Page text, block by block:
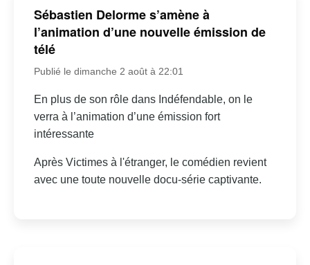
Sébastien Delorme s’amène à
l’animation d’une nouvelle émission de
télé
Publié le dimanche 2 août à 22:01
En plus de son rôle dans Indéfendable, on le
verra à l’animation d’une émission fort
intéressante
Après Victimes à l'étranger, le comédien revient
avec une toute nouvelle docu-série captivante.